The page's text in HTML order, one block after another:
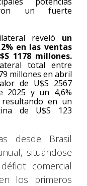
un fuerte
reveló un
en las ventas
1178 millones.
total entre
millones en abril
de U$S 2567
2025 y un 4,6%
en un
de U$S 123
desde Brasil
situándose
comercial
los primeros